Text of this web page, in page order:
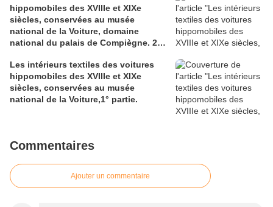
hippomobiles des XVIIIe et XIXe
siècles, conservées au musée
national de la Voiture, domaine
national du palais de Compiègne. 2°
Les intérieurs textiles des voitures
hippomobiles des XVIIIe et XIXe
siècles, conservées au musée
national de la Voiture,1° partie.
Commentaires
Ajouter un commentaire